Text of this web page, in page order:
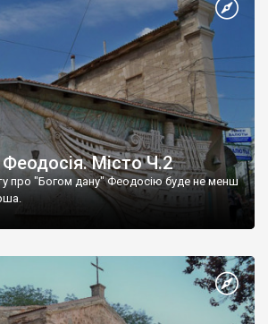
Місто Ч.2
про "Богом дану" Феодосію буде не менш